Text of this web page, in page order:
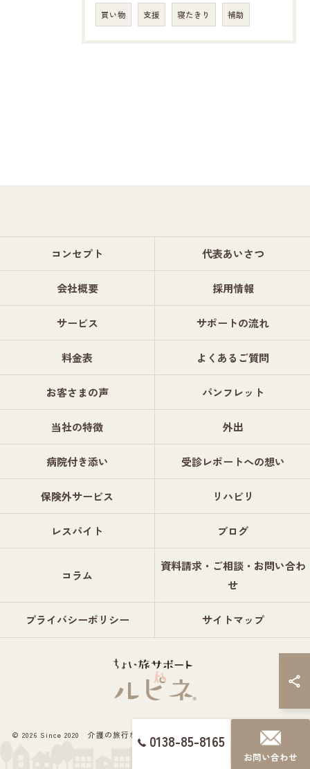
買い物 支援 寝たきり 補助
0138-85-8165
お問い合わせ
コンセプト 代表あいさつ
会社概要 採用情報
サービス サポートの流れ
料金表 よくあるご質問
お客さまの声 パンフレット
当社の特徴 外出
病院付き添い 受診レポートへの想い
保険外サービス リハビリ
レスパイト ブログ
コラム
資料請求・ご相談・お問い合わ
せ
プライバシーポリシー サイトマップ
© 2026 Since 2020 介護の旅行ならちょい旅サポート ルピネ® ALL RIGHTS
RESERVED.